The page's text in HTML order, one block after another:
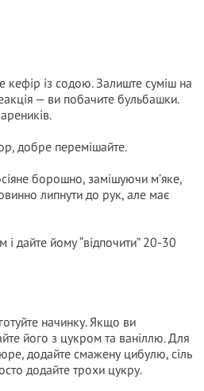
кефір із содою. Залиште суміш на
— ви побачите бульбашки.
добре перемішайте.
борошно, замішуючи м’яке,
липнути до рук, але має
і дайте йому “відпочити” 20-30
начинку. Якщо ви
його з цукром та ваніллю. Для
додайте смажену цибулю, сіль
додайте трохи цукру.